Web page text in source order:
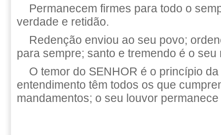
Permanecem firmes para todo o
verdade e retidão.
Redenção enviou ao seu povo;
para sempre; santo e tremendo é o seu
O temor do SENHOR é o princípio
entendimento têm todos os que
mandamentos; o seu louvor